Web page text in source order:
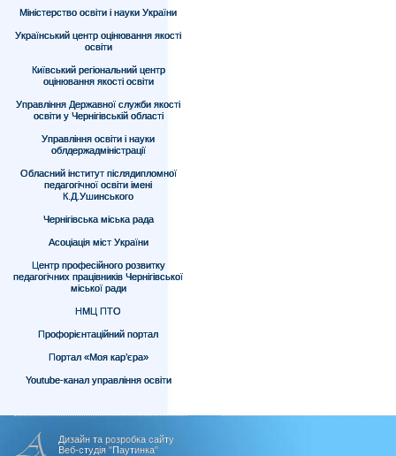
Міністерство освіти і науки України
Український центр оцінювання якості
освіти
Київський регіональний центр
оцінювання якості освіти
Управління Державної служби якості
освіти у Чернігівській області
Управління освіти і науки
облдержадміністрації
Обласний інститут післядипломної
педагогічної освіти імені
К.Д.Ушинського
Чернігівська міська рада
Асоціація міст України
Центр професійного розвитку
педагогічних працівників Чернігівської
міської ради
НМЦ ПТО
Профорієнтаційний портал
Портал «Моя кар’єра»
Youtube-канал управління освіти
Дизайн та розробка сайту
Веб-студія "Паутинка"